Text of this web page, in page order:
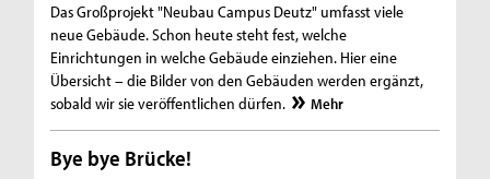
Das Großprojekt "Neubau Campus Deutz" umfasst viele
neue Gebäude. Schon heute steht fest, welche
Einrichtungen in welche Gebäude einziehen. Hier eine
Übersicht – die Bilder von den Gebäuden werden ergänzt,
sobald wir sie veröffentlichen dürfen.
Mehr
Bye bye Brücke!